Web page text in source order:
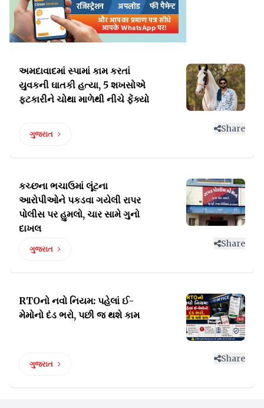
અમદાવાદમાં સ્પામાં કામ કરતાં
યુવકની ઘાતકી હત્યા, 5 શખસોએ
ફટકારીને ચોથા માળેથી નીચે ફેંક્યો
ગુજરાત
Share
કચ્છના ભચાઉમાં લૂંટના
આરોપીઓને પકડવા ગયેલી રાપર
પોલીસ પર હુમલો, ચાર સામે ગુનો
દાખલ
ગુજરાત
Share
RTOનો નવો નિયમ: પહેલાં ઈ-
મેમોનો દંડ ભરો, પછી જ થશે કામ
ગુજરાત
Share